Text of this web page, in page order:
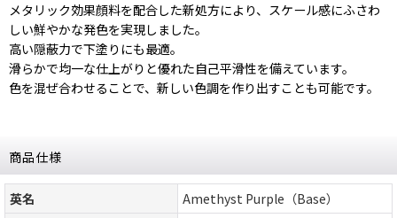
メタリック効果顔料を配合した新処方により、スケール感にふさわ
しい鮮やかな発色を実現しました。
高い隠蔽力で下塗りにも最適。
滑らかで均一な仕上がりと優れた自己平滑性を備えています。
色を混ぜ合わせることで、新しい色調を作り出すことも可能です。
商品仕様
英名
Amethyst Purple（Base）